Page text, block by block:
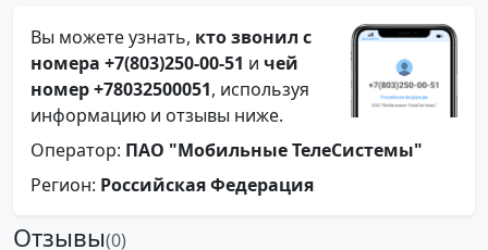
Вы можете узнать, кто звонил с
номера +7(803)250-00-51 и чей
номер +78032500051, используя
информацию и отзывы ниже.
Оператор: ПАО "Мобильные ТелеСистемы"
Регион: Российская Федерация
Отзывы(0)